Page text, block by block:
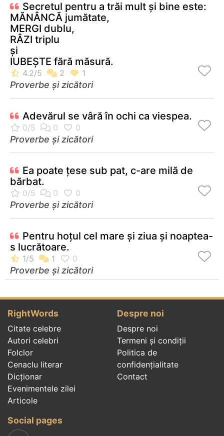
Secretul pentru a trăi mult și bine este:
MĂNÂNCĂ jumătate,
MERGI dublu,
RÂZI triplu
și
IUBEȘTE fără măsură.
Proverbe și zicători
Adevărul se vâră în ochi ca viespea.
Proverbe și zicători
Ea poate ţese sub pat, c-are milă de
bărbat.
Proverbe și zicători
Pentru hoţul cel mare şi ziua şi noaptea-
s lucrătoare.
Proverbe și zicători
RightWords
Citate celebre
Autori celebri
Folclor
Cenaclu literar
Dicționar
Evenimentele zilei
Articole
Despre noi
Despre noi
Termeni și condiții
Politica de
confidenţialitate
Contact
Social pages